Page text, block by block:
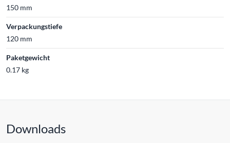
150 mm
Verpackungstiefe
120 mm
Paketgewicht
0.17 kg
Downloads